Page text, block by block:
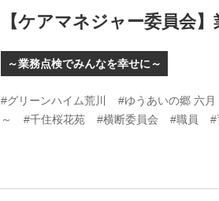
【ケアマネジャー委員会
～業務点検でみんなを幸せに～
#グリーンハイム荒川 #ゆうあいの郷 六月
～
#千住桜花苑 #横断委員会 #職員 #